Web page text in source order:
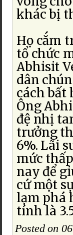
khác bị
Họ cắm
tổ chức
Abhisit
dân
cách bất
Ông
đệ nhị
trưởng
6%. Lãi
mức
nay để
cứ một
lạm phá
tính là
Posted on